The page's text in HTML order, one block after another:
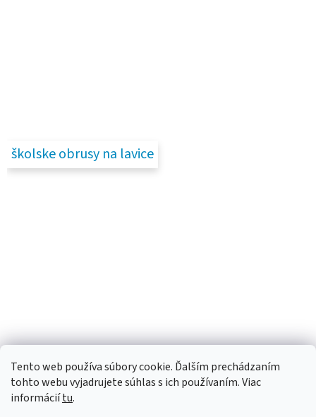
Tento web používa súbory cookie. Ďalším prechádzaním
tohto webu vyjadrujete súhlas s ich používaním. Viac
informáciítu.
školske obrusy na lavice